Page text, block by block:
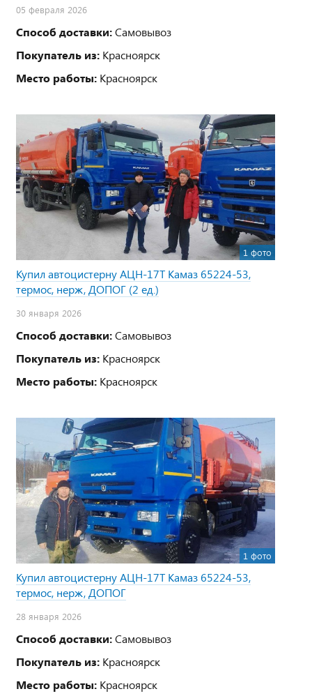
05 февраля 2026
Способ доставки:Самовывоз
Покупатель из: Красноярск
Место работы: Красноярск
1 фото
Купил автоцистерну АЦН-17Т Камаз 65224-53,
термос, нерж, ДОПОГ (2 ед.)
30 января 2026
Способ доставки:Самовывоз
Покупатель из: Красноярск
Место работы: Красноярск
1 фото
Купил автоцистерну АЦН-17Т Камаз 65224-53,
термос, нерж, ДОПОГ
28 января 2026
Способ доставки:Самовывоз
Покупатель из: Красноярск
Место работы: Красноярск